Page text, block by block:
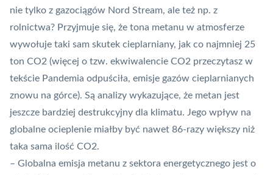
nie tylko z gazociągów Nord Stream, ale też np. z
rolnictwa? Przyjmuje się, że tona metanu w atmosferze
wywołuje taki sam skutek cieplarniany, jak co najmniej 25
ton CO2 (więcej o tzw. ekwiwalencie CO2 przeczytasz w
tekście Pandemia odpuściła, emisje gazów cieplarnianych
znowu na górce). Są analizy wykazujące, że metan jest
jeszcze bardziej destrukcyjny dla klimatu. Jego wpływ na
globalne ocieplenie miałby być nawet 86-razy większy niż
taka sama ilość CO2.
– Globalna emisja metanu z sektora energetycznego jest o